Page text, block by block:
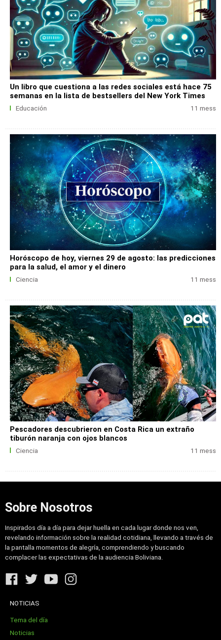
Un libro que cuestiona a las redes sociales está hace 75
semanas en la lista de bestsellers del New York Times
Educación 11 mess
Horóscopo de hoy, viernes 29 de agosto: las predicciones
para la salud, el amor y el dinero
Ciencia 11 mess
Pescadores descubrieron en Costa Rica un extraño
tiburón naranja con ojos blancos
Ciencia 11 mess
Sobre Nosotros
Inspirados día a día para dejar huella en cada lugar donde nos ven,
revelando información sobre la realidad cotidiana, llevando a través de
la pantalla momentos de alegría, comprendiendo y buscando
complacer las expectativas de la audiencia Boliviana.
NOTICIAS
Tema del día
Noticias